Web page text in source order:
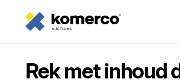
Rek met inhoud